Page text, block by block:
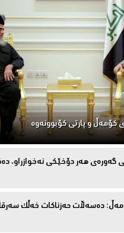
كۆمه‌ڵ و پارتی كۆبوونه‌وه‌
گەورەی هەر دۆخێکی نەخوازراو،
دەسەڵات حەزناکات خەڵک